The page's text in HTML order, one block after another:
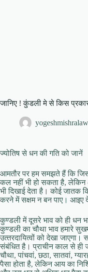
जानिए ! कुंडली मे से किस
yogeshmishralaw
ज्‍योतिष से धन की गति को जानें
आमतौर पर हम समझते हैं कि
कल नहीं भी हो सकता है, लेकिन
भी दिखाई देता है। कोई जातक
करने में सक्षम न बन पाए। आइए
कुण्‍डली में दूसरे भाव को ही धन
कुण्‍डली का चौथा भाव हमारे
उत्‍तरदायित्‍वों को देखा
संबंधित है। प्राचीन काल से ही
चौथा, पांचवां, छठा, सातवां,
पैसा होता है, लेकिन आय का